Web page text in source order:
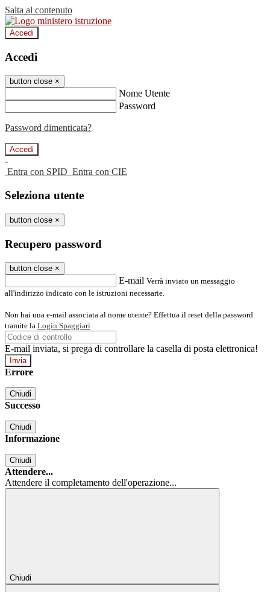
Salta al contenuto
Accedi
Accedi
button close ×
Nome Utente
Password
Password dimenticata?
-
Entra con SPID Entra con CIE
Seleziona utente
button close ×
Recupero password
button close ×
E-mail Verrà inviato un messaggio
all'indirizzo indicato con le istruzioni necessarie.
Non hai una e-mail associata al nome utente? Effettua il reset della password
tramite la Login Spaggiari
E-mail inviata, si prega di controllare la casella di posta elettronica!
Errore
Chiudi
Successo
Chiudi
Informazione
Chiudi
Attendere...
Attendere il completamento dell'operazione...
Chiudi